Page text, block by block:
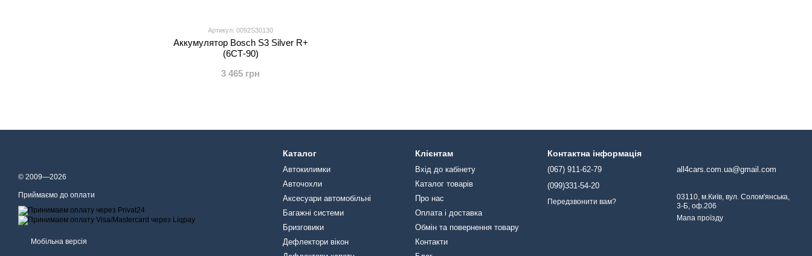
Артикул: 0092S30130
Аккумулятор Bosch S3 Silver R+
(6СТ-90)
3 465 грн
© 2009—2026
Приймаємо до оплати
Мобільна версія
Каталог
Автокилимки
Авточохли
Аксесуари автомобільні
Багажні системи
Бризговики
Дефлектори вікон
Клієнтам
Вхід до кабінету
Каталог товарів
Про нас
Оплата і доставка
Обмін та повернення товару
Контакти
Контактна інформація
(067) 911-62-79
(099)331-54-20
Передзвонити вам?
all4cars.com.ua@gmail.com
03110, м.Київ, вул. Солом'янська,
3-Б, оф.206
Мапа проїзду